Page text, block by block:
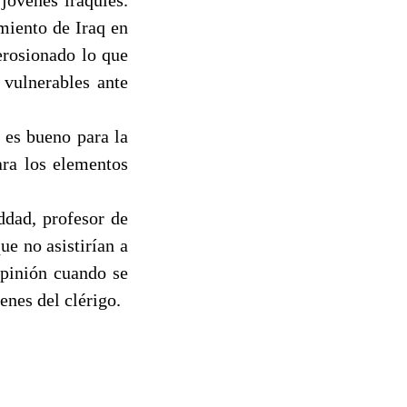
de Iraq en
lo que
ante
bueno para la
los elementos
profesor de
no asistirían a
cuando se
del clérigo.